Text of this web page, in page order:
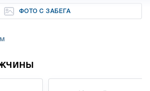
ФОТО С ЗАБЕГА